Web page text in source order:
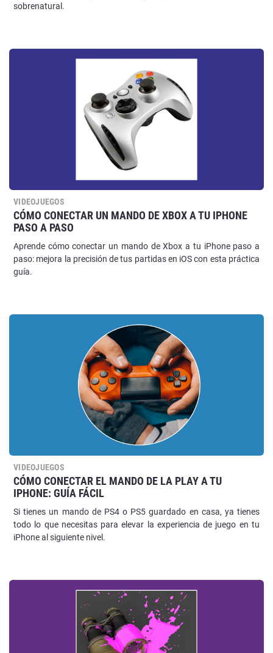
sobrenatural.
VIDEOJUEGOS
CÓMO CONECTAR UN MANDO DE XBOX A TU IPHONE
PASO A PASO
Aprende cómo conectar un mando de Xbox a tu iPhone paso a
paso: mejora la precisión de tus partidas en iOS con esta práctica
guía.
VIDEOJUEGOS
CÓMO CONECTAR EL MANDO DE LA PLAY A TU
IPHONE: GUÍA FÁCIL
Si tienes un mando de PS4 o PS5 guardado en casa, ya tienes
todo lo que necesitas para elevar la experiencia de juego en tu
iPhone al siguiente nivel.